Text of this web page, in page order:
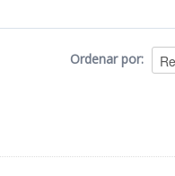
Ordenar por